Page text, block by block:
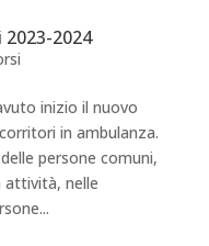
2024
inizio il nuovo
in ambulanza.
persone comuni,
attività, nelle